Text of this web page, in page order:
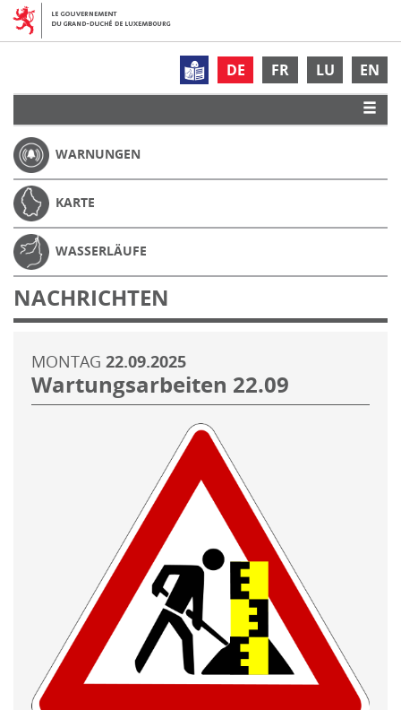
DE FR LU EN
WARNUNGEN
KARTE
WASSERLÄUFE
NACHRICHTEN
MONTAG 22.09.2025
Wartungsarbeiten 22.09